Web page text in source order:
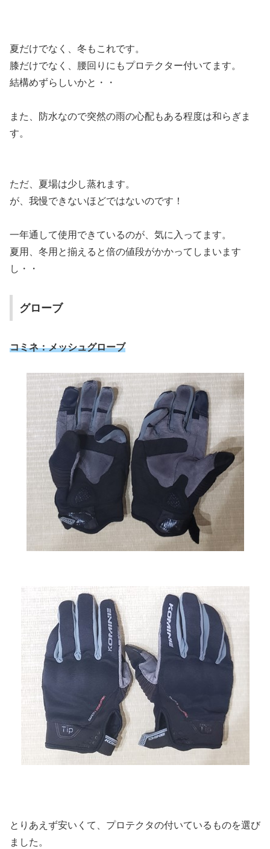
夏だけでなく、冬もこれです。
膝だけでなく、腰回りにもプロテクター付いてます。
結構めずらしいかと・・
また、防水なので突然の雨の心配もある程度は和らぎま
す。
ただ、夏場は少し蒸れます。
が、我慢できないほどではないのです！
一年通して使用できているのが、気に入ってます。
夏用、冬用と揃えると倍の値段がかかってしまいます
し・・
グローブ
コミネ：メッシュグローブ
とりあえず安いくて、プロテクタの付いているものを選び
ました。